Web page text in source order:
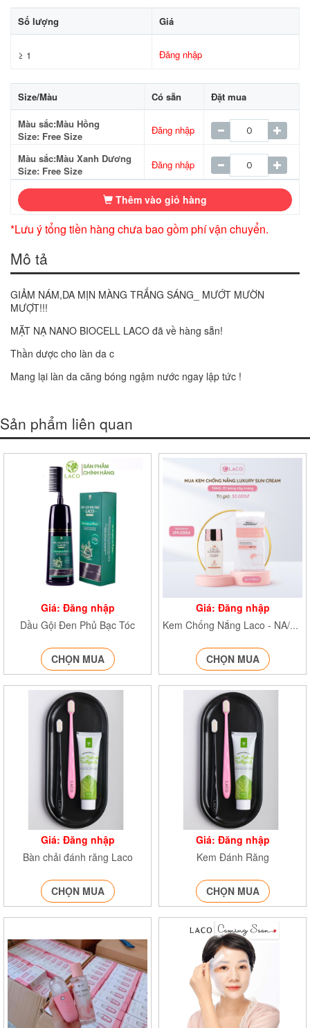
Số lượng Giá
≥ 1 Đăng nhập
Size/Màu Có sẵn Đặt mua
Màu sắc:Màu Hồng
Size: Free Size
Đăng nhập
Màu sắc:Màu Xanh Dương
Size: Free Size
Đăng nhập
Thêm vào giỏ hàng
*Lưu ý tổng tiền hàng chưa bao gồm phí vận chuyển.
Mô tả
GIẢM NÁM,DA MỊN MÀNG TRẮNG SÁNG_ MƯỚT MƯỜN
MƯỢT!!!
MẶT NẠ NANO BIOCELL LACO đã về hàng sẵn!
Thần dược cho làn da c
Mang lại làn da căng bóng ngậm nước ngay lập tức !
Sản phẩm liên quan
Giá: Đăng nhập
Dầu Gội Đen Phủ Bạc Tóc
CHỌN MUA
Giá: Đăng nhập
Kem Chống Nắng Laco - NA/T2/PB/K4
CHỌN MUA
Giá: Đăng nhập
Bàn chải đánh răng Laco
CHỌN MUA
Giá: Đăng nhập
Kem Đánh Răng
CHỌN MUA